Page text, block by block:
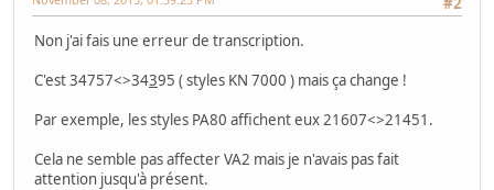
Non j'ai fais une erreur de transcription.
C'est 34757<>34395 ( styles KN 7000 ) mais ça change !
Par exemple, les styles PA80 affichent eux 21607<>21451.
Cela ne semble pas affecter VA2 mais je n'avais pas fait
attention jusqu'à présent.